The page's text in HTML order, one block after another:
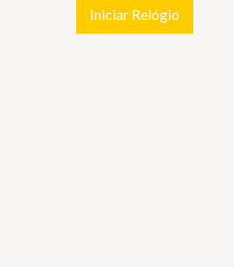
Iniciar Relógio